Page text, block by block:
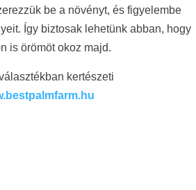
be a növényt, és figyelembe
Így biztosak lehetünk abban, hogy
is örömöt okoz majd.
kertészeti